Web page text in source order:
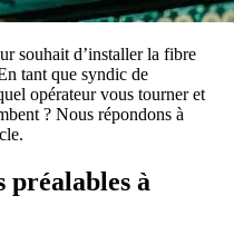
souhait d’installer la fibre
tant que syndic de
opérateur vous tourner et
? Nous répondons à
préalables à